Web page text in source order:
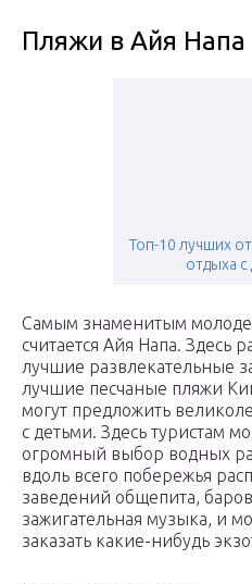
Пляжи в Айя Напа
Топ-10 лучших
отдыха с
Самым знаменитым
считается Айя Напа. Здесь
лучшие развлекательные
лучшие песчаные пляжи
могут предложить
с детьми. Здесь туристам
огромный выбор водных
вдоль всего побережья
заведений общепита,
зажигательная музыка, и
заказать какие-нибудь